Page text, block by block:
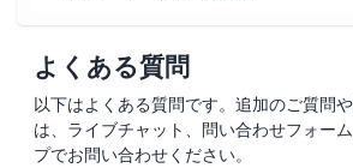
よくある質問
以下はよくある質問です。追加のご質問
は、ライブチャット、問い合わせフォー
プでお問い合わせください。